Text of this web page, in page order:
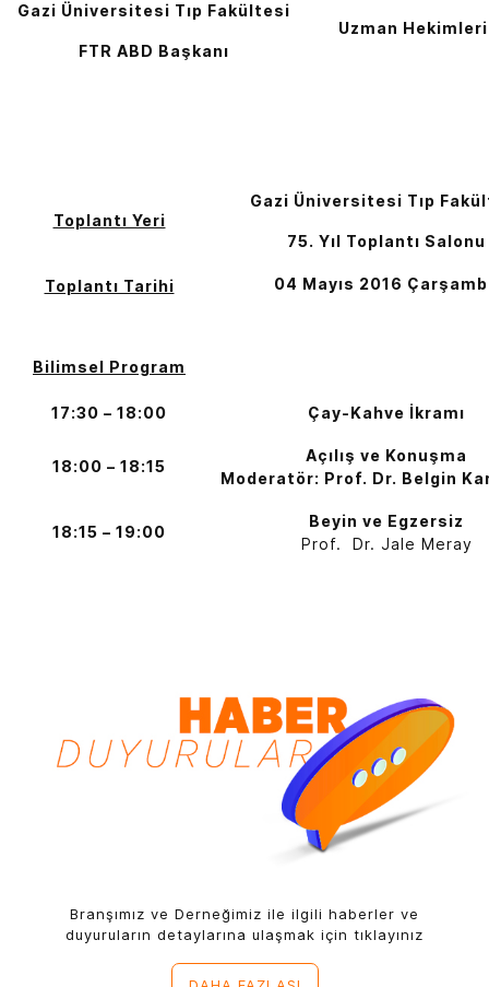
Gazi Üniversitesi Tıp Fakültesi
FTR ABD Başkanı
Uzman
Toplantı Yeri
Gazi Üniversitesi Tıp
75. Yıl Toplantı Salonu
Toplantı Tarihi
Bilimsel Program
04 Mayıs 2016
17:30 – 18:00 Çay-Kahve İkramı
18:00 – 18:15
Açılış ve Konuşma
Moderatör: Prof. Dr. Belgin
18:15 – 19:00
Beyin ve Egzersiz
Prof. Dr. Jale Meray
Branşımız ve Derneğimiz ile ilgili haberler ve
duyuruların detaylarına ulaşmak için tıklayınız